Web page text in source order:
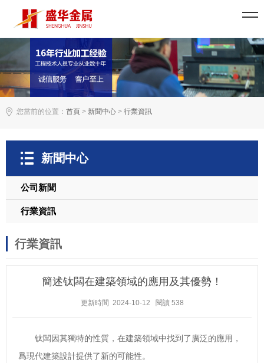
您當前的位置： 首頁 > 新聞中心 > 行業資訊
新聞中心
公司新聞
行業資訊
行業資訊
簡述钛闆在建築領域的應用及其優勢！
更新時間 2024-10-12 閱讀 538
钛闆因其獨特的性質，在建築領域中找到了廣泛的應用，
爲現代建築設計提供了新的可能性。